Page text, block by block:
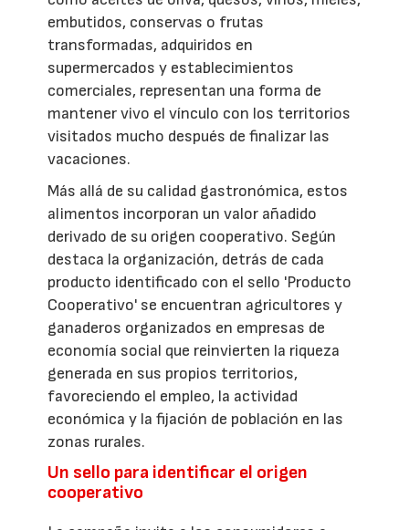
embutidos, conservas o frutas
transformadas, adquiridos en
supermercados y establecimientos
comerciales, representan una forma de
mantener vivo el vínculo con los territorios
visitados mucho después de finalizar las
vacaciones.
Más allá de su calidad gastronómica, estos
alimentos incorporan un valor añadido
derivado de su origen cooperativo. Según
destaca la organización, detrás de cada
producto identificado con el sello 'Producto
Cooperativo' se encuentran agricultores y
ganaderos organizados en empresas de
economía social que reinvierten la riqueza
generada en sus propios territorios,
favoreciendo el empleo, la actividad
económica y la fijación de población en las
zonas rurales.
Un sello para identificar el origen
cooperativo